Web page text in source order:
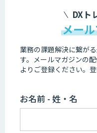
DXト
メー
業務の課題解決に繋が
す。 メールマガジンの
よりご登録ください。登
お名前 - 姓・名